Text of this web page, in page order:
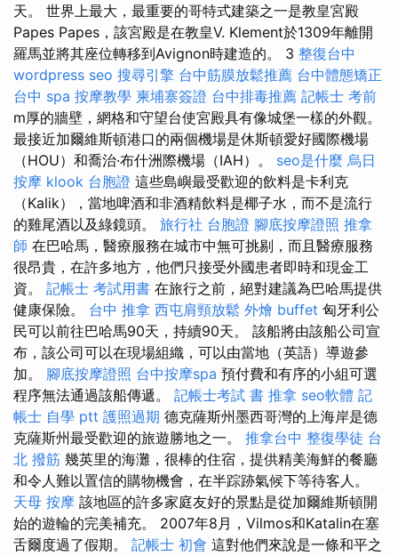
天。 世界上最大，最重要的哥特式建築之一是教皇宮殿
Papes Papes，該宮殿是在教皇V. Klement於1309年離開
羅馬並將其座位轉移到Avignon時建造的。 3 整復台中
wordpress seo 搜尋引擎 台中筋膜放鬆推薦 台中體態矯正
台中 spa 按摩教學 柬埔寨簽證 台中排毒推薦 記帳士 考前
m厚的牆壁，網格和守望台使宮殿具有像城堡一樣的外觀。
最接近加爾維斯頓港口的兩個機場是休斯頓愛好國際機場
（HOU）和喬治·布什洲際機場（IAH）。 seo是什麼 烏日
按摩 klook 台胞證 這些島嶼最受歡迎的飲料是卡利克
（Kalik），當地啤酒和非酒精飲料是椰子水，而不是流行
的雞尾酒以及綠鏡頭。 旅行社 台胞證 腳底按摩證照 推拿
師 在巴哈馬，醫療服務在城市中無可挑剔，而且醫療服務
很昂貴，在許多地方，他們只接受外國患者即時和現金工
資。 記帳士 考試用書 在旅行之前，絕對建議為巴哈馬提供
健康保險。 台中 推拿 西屯肩頸放鬆 外燴 buffet 匈牙利公
民可以前往巴哈馬90天，持續90天。 該船將由該船公司宣
布，該公司可以在現場組織，可以由當地（英語）導遊參
加。 腳底按摩證照 台中按摩spa 預付費和有序的小組可選
程序無法通過該船傳遞。 記帳士考試 書 推拿 seo軟體 記
帳士 自學 ptt 護照過期 德克薩斯州墨西哥灣的上海岸是德
克薩斯州最受歡迎的旅遊勝地之一。 推拿台中 整復學徒 台
北 撥筋 幾英里的海灘，很棒的住宿，提供精美海鮮的餐廳
和令人難以置信的購物機會，在半踪跡氣候下等待客人。
天母 按摩 該地區的許多家庭友好的景點是從加爾維斯頓開
始的遊輪的完美補充。 2007年8月，Vilmos和Katalin在塞
舌爾度過了假期。 記帳士 初會 這對他們來說是一條和平之